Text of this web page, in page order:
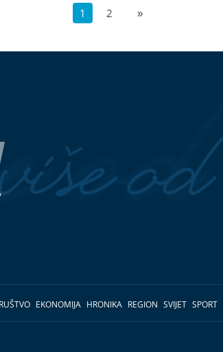
1 2 »
EKONOMIJA HRONIKA REGION SVIJET SPORT